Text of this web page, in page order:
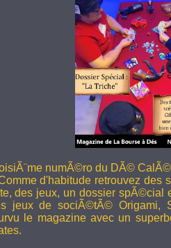
numÃ©ro du DÃ©
d'habitude retrouvez
des jeux, un dossier
jeux de sociÃ©tÃ© Origami,
le magazine avec un